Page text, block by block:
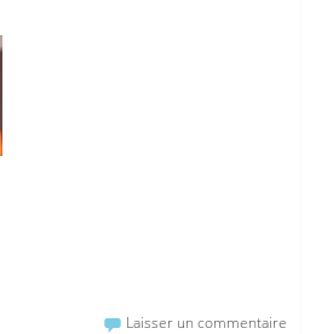
Laisser un commentaire